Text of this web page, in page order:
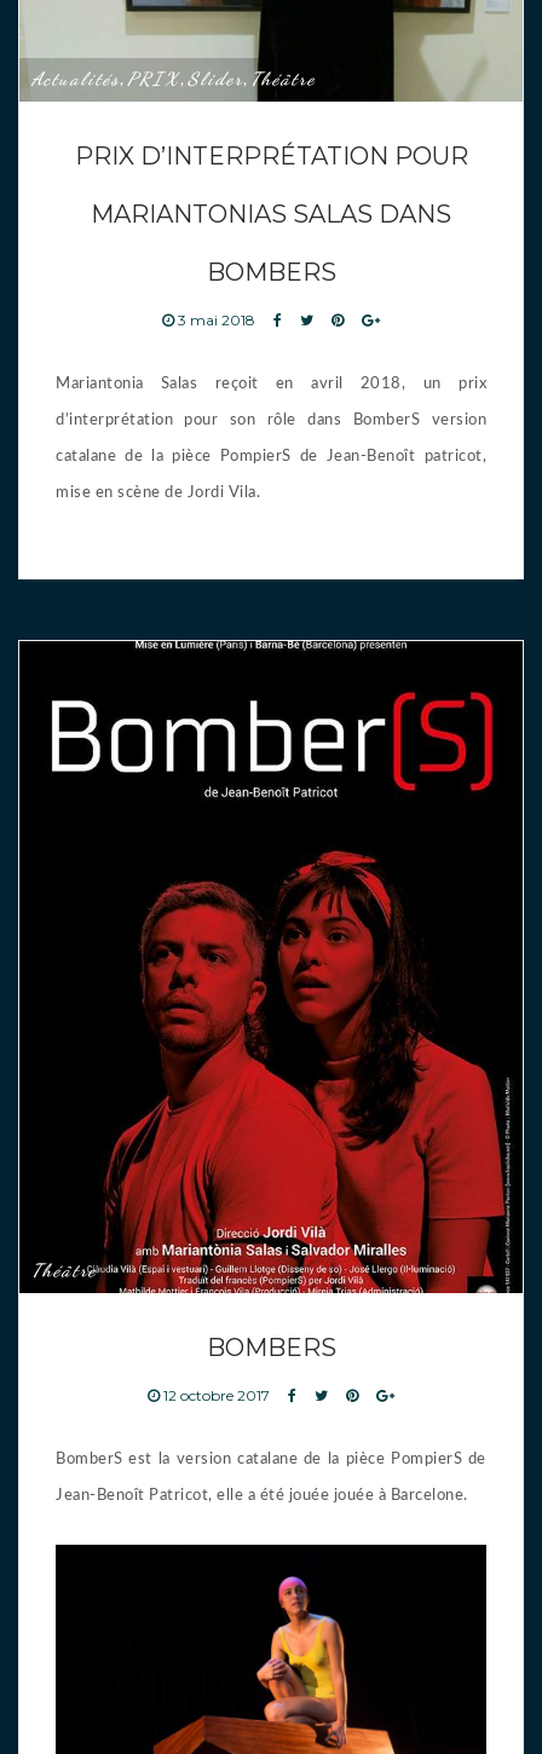
Actualités, PRIX, Slider, Théâtre
PRIX D’INTERPRÉTATION POUR
MARIANTONIAS SALAS DANS
BOMBERS
3 mai 2018
Mariantonia Salas reçoit en avril 2018, un prix
d’interprétation pour son rôle dans BomberS version
catalane de la pièce PompierS de Jean-Benoît patricot,
mise en scène de Jordi Vila.
Théâtre
BOMBERS
12 octobre 2017
BomberS est la version catalane de la pièce PompierS de
Jean-Benoît Patricot, elle a été jouée jouée à Barcelone.